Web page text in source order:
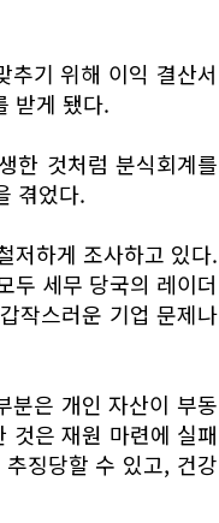
추기 위해 이익 결산서
받게 됐다.
한 것처럼 분식회계를
겪었다.
저하게 조사하고 있다.
두 세무 당국의 레이더
작스러운 기업 문제나
분은 개인 자산이 부동
것은 재원 마련에 실패
징당할 수 있고, 건강